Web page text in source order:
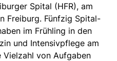
Spital (HFR), am
Freiburg. Fünfzig Spital-
im Frühling in den
und Intensivpflege am
von Aufgaben